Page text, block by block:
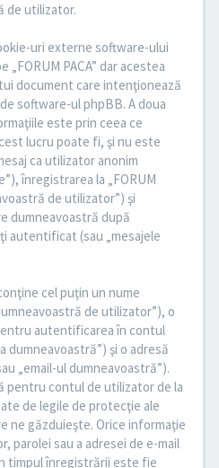
de utilizator.
uri externe software-ului
PACA” dar acestea
document care intenţionează
software-ul phpBB. A doua
este prin ceea ce
lucru poate fi, şi nu este
ca utilizator anonim
înregistrarea la „FORUM
de utilizator”) şi
dumneavoastră după
autentificat (sau „mesajele
cel puţin un nume
de utilizator”), o
autentificarea în contul
dumneavoastră”) şi o adresă
„email-ul dumneavoastră”).
pentru contul de utilizator de la
de legile de protecţie ale
ne găzduieşte. Orice informaţie
parolei sau a adresei de e-mail
timpul înregistrării este fie